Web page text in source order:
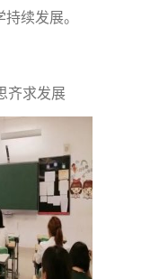
续发展。
齐求发展